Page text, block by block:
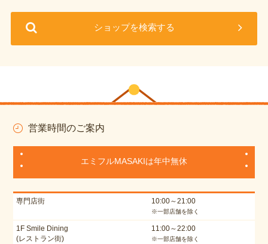
ショップを検索する
営業時間のご案内
エミフルMASAKIは年中無休
専門店街 10:00～21:00
※一部店舗を除く
1F Smile Dining
(レストラン街)
11:00～22:00
※一部店舗を除く